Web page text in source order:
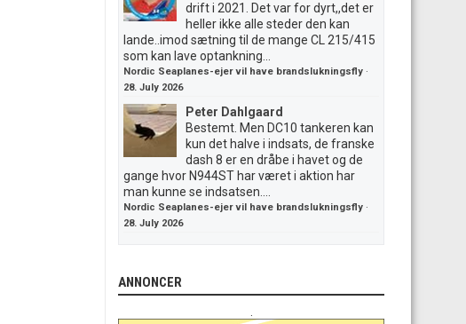
drift i 2021. Det var for dyrt,,det er
heller ikke alle steder den kan
lande..imod sætning til de mange CL 215/415
som kan lave optankning...
Nordic Seaplanes-ejer vil have brandslukningsfly ·
28. July 2026
Peter Dahlgaard
Bestemt. Men DC10 tankeren kan
kun det halve i indsats, de franske
dash 8 er en dråbe i havet og de
gange hvor N944ST har været i aktion har
man kunne se indsatsen....
Nordic Seaplanes-ejer vil have brandslukningsfly ·
28. July 2026
ANNONCER